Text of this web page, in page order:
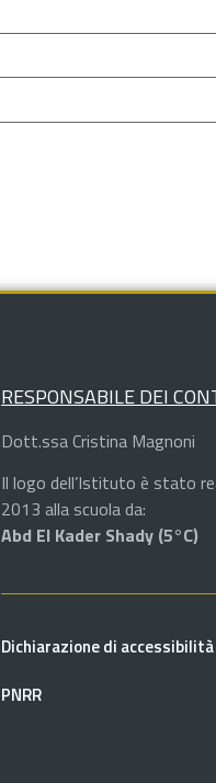
RESPONSABILE DEI
Dott.ssa Cristina Magnoni
Il logo dell’Istituto è stato
2013 alla scuola da:
Abd El Kader Shady (5°C)
Dichiarazione di accessibilità
PNRR